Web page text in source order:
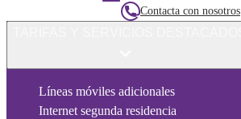
Contacta con nosotros
Líneas móviles adicionales
Internet segunda residencia